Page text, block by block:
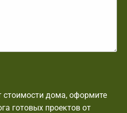
стоимости дома, оформите
готовых проектов от